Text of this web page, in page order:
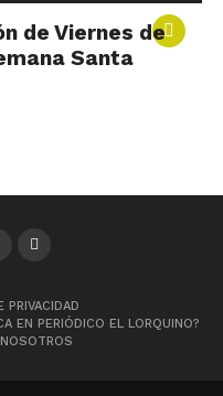
de Viernes de
Santa
PRIVACIDAD
EN PERIÓDICO EL LORQUINO?